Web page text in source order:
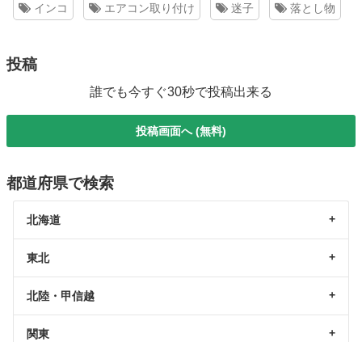
インコ エアコン取り付け 迷子 落とし物
投稿
誰でも今すぐ30秒で投稿出来る
投稿画面へ (無料)
都道府県で検索
北海道
東北
北陸・甲信越
関東